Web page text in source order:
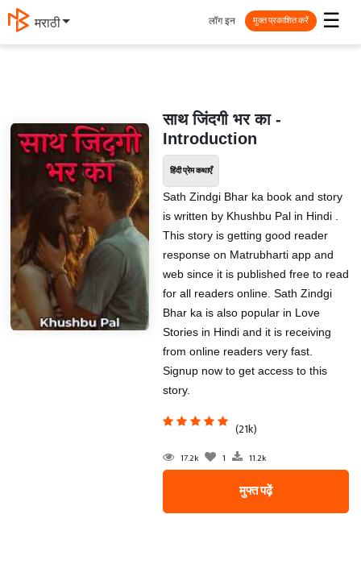
मराठी ☰
लॉग इन मुक्त प्रकाशित करें
साथ जिंदगी भर का -
Introduction
हिंदी प्रेम कथाएँ
Sath Zindgi Bhar ka book and story
is written by Khushbu Pal in Hindi .
This story is getting good reader
response on Matrubharti app and
web since it is published free to read
for all readers online. Sath Zindgi
Bhar ka is also popular in Love
Stories in Hindi and it is receiving
from online readers very fast.
Signup now to get access to this
story.
(21k)
17.2k 1 11.2k
मुफ्त पढ़ें